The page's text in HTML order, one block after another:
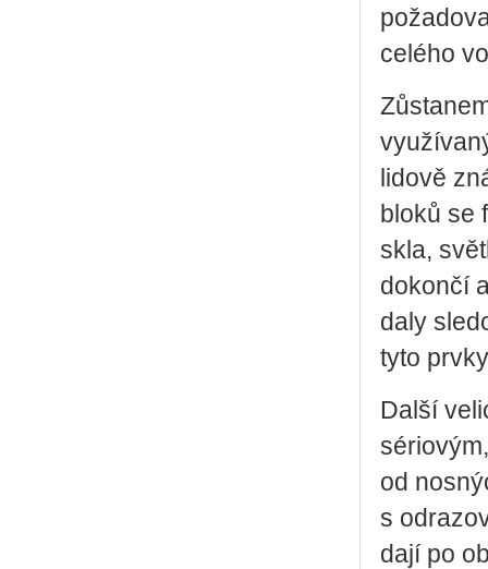
celého
lidově
bloků se
skla,
dokončí
daly
tyto
Další
od
s
dají po